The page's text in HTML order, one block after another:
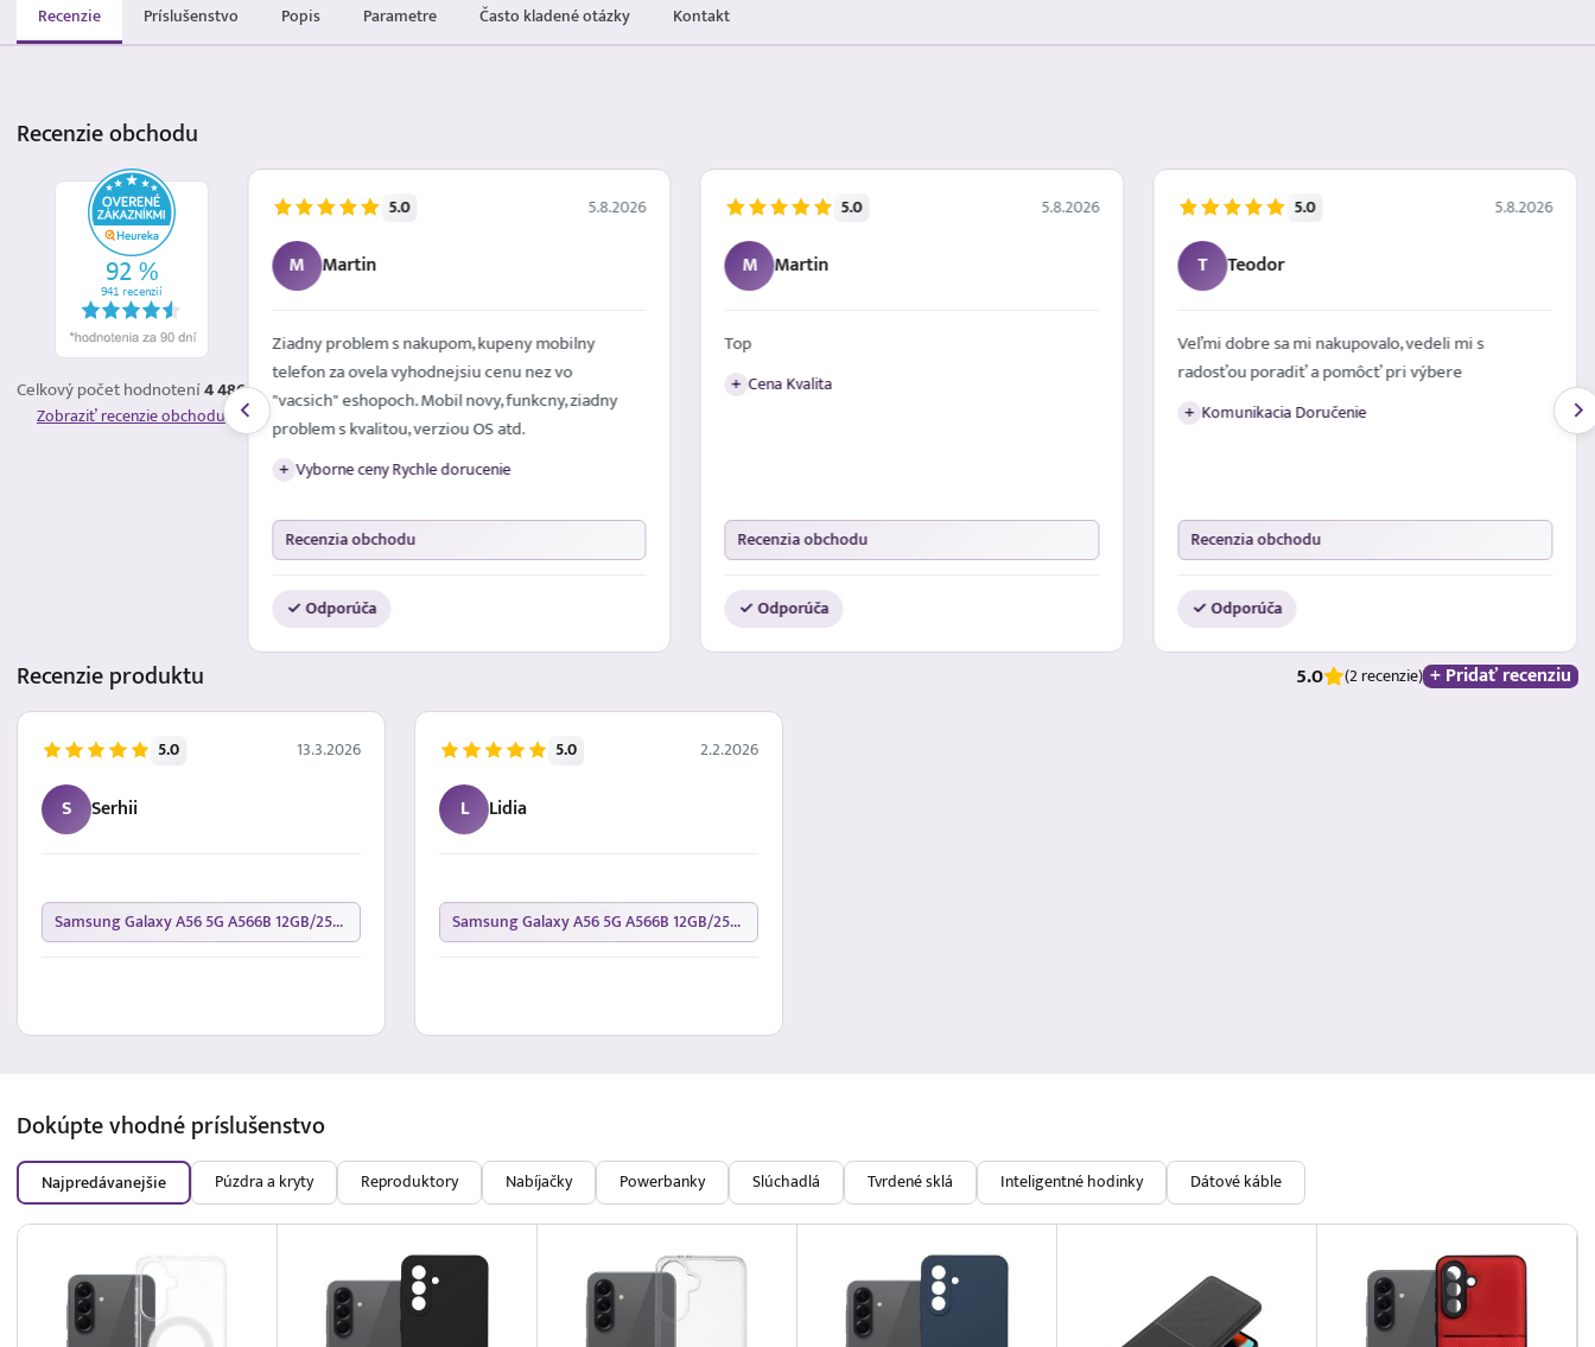
Recenzie Príslušenstvo Popis Parametre Často kladené otázky Kontakt
Recenzieobchodu
Celkový počet hodnotení4 486
Zobraziť recenzie obchodu
5.8.2026
Spokojna
5.0 5.8.2026
M Martin
Ziadny problem s nakupom, kupeny mobilny
telefon za ovela vyhodnejsiu cenu nez vo
"vacsich" eshopoch. Mobil novy, funkcny, ziadny
problem s kvalitou, verziou OS atd.
+ Vyborne ceny Rychle dorucenie
Recenzia obchodu
✓ Odporúča
5.0 5.8.2026
M Martin
Top
+ Cena Kvalita
Recenzia obchodu
✓ Odporúča
5.0 5.8.2026
T Teodor
Veľmi dobre sa mi nakupovalo, vedeli mi s
radosťou poradiť a pomôcť pri výbere
+ Komunikacia Doručenie
Recenzia obchodu
✓ Odporúča
Recenzieproduktu 5.0 (2 recenzie) + Pridať recenziu
5.0 13.3.2026
S Serhii
Samsung Galaxy A56 5G A566B 12GB/256GB Awesome Graphite
5.0 2.2.2026
L Lidia
Samsung Galaxy A56 5G A566B 12GB/256GB Awesome Graphite
Dokúpte vhodnépríslušenstvo
Najpredávanejšie Púzdra a kryty Reproduktory Nabíjačky Powerbanky Slúchadlá Tvrdené sklá Inteligentné hodinky Dátové káble